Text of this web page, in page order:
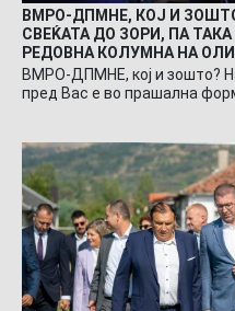
ВМРО-ДПМНЕ, КОЈ И
СВЕЌАТА ДО ЗОРИ, ПА
РЕДОВНА КОЛУМНА НА
ВМРО-ДПМНЕ, кој и зошто?
пред Вас е во прашална